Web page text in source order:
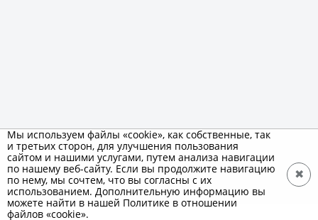
Мы используем файлы «cookie», как собственные, так
и третьих сторон, для улучшения пользования
сайтом и нашими услугами, путем анализа навигации
по нашему веб-сайту. Если вы продолжите навигацию
по нему, мы сочтем, что вы согласны с их
использованием. Дополнительную информацию вы
можете найти в нашей Политике в отношении
файлов «cookie».
✖